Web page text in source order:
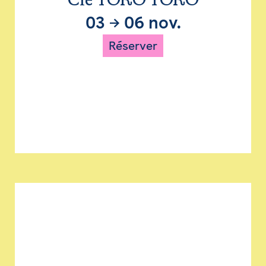
03 → 06 nov.
Réserver